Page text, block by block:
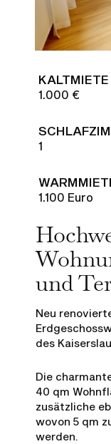
KALTMIETE
1.000 €
1
1.100 Euro
und
Neu
des
Die
40 qm
zusätzliche
wovon 5 qm
werden.